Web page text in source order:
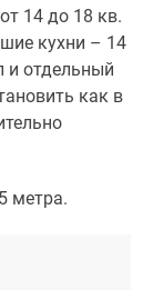
14 до 18 кв.
кухни – 14
и отдельный
как в
метра.